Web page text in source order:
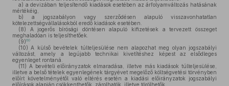
a) a devizában teljesítendő kiadások esetében az árfolyamváltozás hatásának
mértékéig,
b) a jogszabályon vagy szerződésen alapuló visszavonhatatlan
kötelezettségvállalásokból eredő kiadások esetében.
(8) A jogerős bírósági döntésen alapuló kifizetések a tervezett összeget
meghaladóan is teljesíthetőek.
(9)60
(10) A külső bevételek túlteljesülése nem alapozhat meg olyan jogszabályi
változást, amely a legújabb technikai kivetítéshez képest az elsődleges
egyenleget rontaná.
(11) A bevételi előirányzatok elmaradása, illetve más kiadások túlteljesülése,
illetve a belső tételek egyenlegének tárgyévet megelőző költségvetési törvényben
előírt követelményétől való eltérés esetén a kiadási előirányzatok jogszabályi
előírások alapján csökkenthetők, zárolhatók, illetve törölhetők.